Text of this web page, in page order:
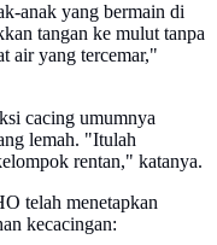
anak yang bermain di
tangan ke mulut tanpa
air yang tercemar,"
cacing umumnya
lemah. "Itulah
rentan," katanya.
telah menetapkan
kecacingan: